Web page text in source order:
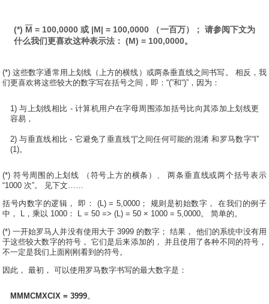
(*) M = 100,0000 或 |M| = 100,0000 （一百万）； 请参阅下文为
什么我们更喜欢这种表示法： (M) = 100,0000。
(*) 这些数字通常用上划线（上方的横线）或两条垂直线之间书写。 相反，我
们更喜欢将这些较大的数字写在括号之间，即：“(”和“)”，因为：
1) 与上划线相比 - 计算机用户在字母周围添加括号比向其添加上划线更
容易，
2) 与垂直线相比 - 它避免了垂直线“|”之间任何可能的混淆 和罗马数字“I”
(1)。
(*) 符号周围的上划线 （符号上方的横条）、 两条垂直线或两个括号表示
“1000 次”。 见下文……
括号内数字的逻辑， 即： (L) = 5,0000； 规则是初始数字， 在我们的例子
中， L，乘以 1000： L = 50 => (L) = 50 × 1000 = 5,0000。 简单的。
(*) 一开始罗马人并没有使用大于 3999 的数字； 结果， 他们的系统中没有用
于这些较大数字的符号， 它们是后来添加的， 并且使用了各种不同的符号，
不一定是我们上面刚刚看到的符号。
因此， 最初， 可以使用罗马数字书写的最大数字是：
MMMCMXCIX = 3999。